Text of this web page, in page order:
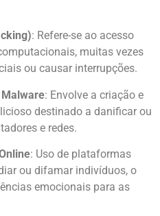
: Refere-se ao acesso
muitas vezes
ou causar interrupções.
: Envolve a criação e
destinado a danificar ou
e redes.
: Uso de plataformas
ou difamar indivíduos, o
emocionais para as